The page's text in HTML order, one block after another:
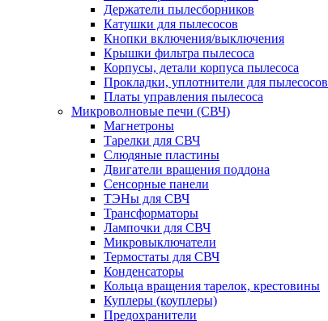
Держатели пылесборников
Катушки для пылесосов
Кнопки включения/выключения
Крышки фильтра пылесоса
Корпусы, детали корпуса пылесоса
Прокладки, уплотнители для пылесосов
Платы управления пылесоса
Микроволновые печи (СВЧ)
Магнетроны
Тарелки для СВЧ
Слюдяные пластины
Двигатели вращения поддона
Сенсорные панели
ТЭНы для СВЧ
Трансформаторы
Лампочки для СВЧ
Микровыключатели
Термостаты для СВЧ
Конденсаторы
Кольца вращения тарелок, крестовины
Куплеры (коуплеры)
Предохранители